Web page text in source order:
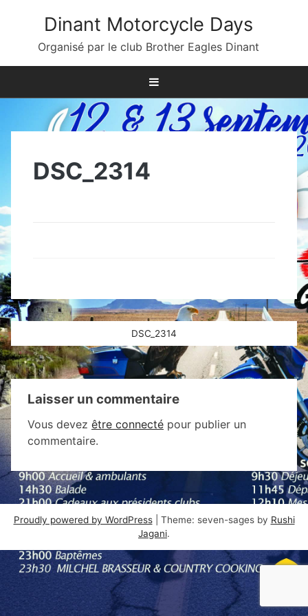
Dinant Motorcycle Days
Organisé par le club Brother Eagles Dinant
DSC_2314
Navigation
de
l’article
DSC_2314
Laisser un commentaire
Vous devez être connecté pour publier un
commentaire.
Proudly powered by WordPress Theme: seven-sages by Rushi
Jagani.